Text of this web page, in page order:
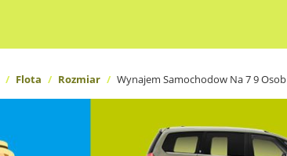
Flota Rozmiar Wynajem Samochodow Na 7 9 Osob